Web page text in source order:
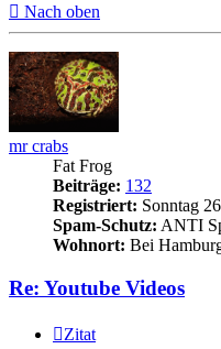
Nach oben
mr crabs
Fat Frog
Beiträge: 132
Registriert: Sonntag
Spam-Schutz: ANTI
Wohnort: Bei
Re: Youtube Videos
Zitat